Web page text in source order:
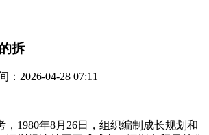
拆
：2026-04-28 07:11
1980年8月26日，组织编制成长规划和